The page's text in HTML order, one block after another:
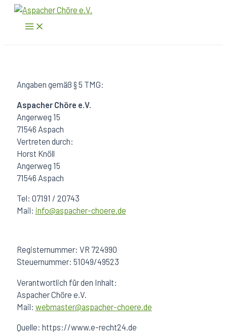
Zum
Main
Menu
Angaben gemäß § 5 TMG:
Aspacher Chöre e.V.
Angerweg 15
71546 Aspach
Vertreten durch:
Horst Knöll
Angerweg 15
71546 Aspach
Tel: 07191 / 20743
Mail: info@aspacher-choere.de
Registernummer: VR 724990
Steuernummer: 51049/49523
Verantwortlich für den Inhalt:
Aspacher Chöre e.V.
Mail: webmaster@aspacher-choere.de
Quelle: https://www.e-recht24.de